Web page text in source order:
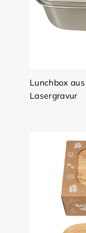
Lunchbox
Lasergravur